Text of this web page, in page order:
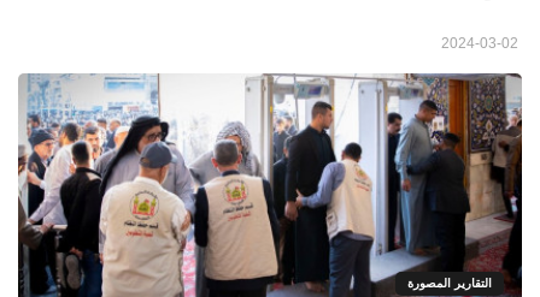
التقارير المصورة